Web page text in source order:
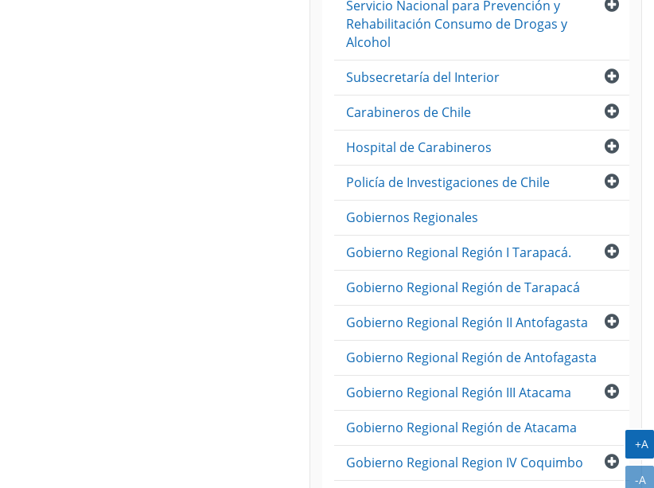
Abrir
Servicio Nacional para Prevención y
Rehabilitación Consumo de Drogas y
Alcohol
Abrir
Subsecretaría del Interior
Abrir
Carabineros de Chile
Abrir
Hospital de Carabineros
Abrir
Policía de Investigaciones de Chile
Gobiernos Regionales
Abrir
Gobierno Regional Región I Tarapacá.
Gobierno Regional Región de Tarapacá
Abrir
Gobierno Regional Región II Antofagasta
Gobierno Regional Región de Antofagasta
Abrir
Gobierno Regional Región III Atacama
Gobierno Regional Región de Atacama
Abrir
Gobierno Regional Region IV Coquimbo
+A
-A